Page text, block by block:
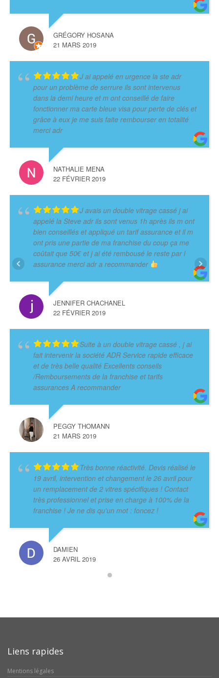
GRÉGORY HOSANA
21 MARS 2019
J ai appelé en urgence la ste adr
pour un problème de serrure ils sont intervenus
dans la demi heure et m ont conseillé de faire
fonctionner ma carte bleue visa pour perte de clés et
grâce à eux je me suis faite rembourser en totalité
merci adr
NATHALIE MENA
22 FÉVRIER 2019
J avais un double vitrage cassé j ai
appelé la Steve adr ils sont venus 1h après ils m ont
bien conseillés et appliqué un tarif assurance et il m
ont pris une partie de ma franchise du coup ça me
coûtait que 50€ et j ai été rembousé le reste par l
assurance merci adr a recommander
JENNIFER CHACHANEL
22 FÉVRIER 2019
Suite à un double vitrage cassé , j ai
fait intervenir la société ADR Service rapide efficace
et de très belle qualité Excellents conseils
/Remboursements de la franchise et tarifs
assurances A recommander
PEGGY THOMANN
21 MARS 2019
Très bonne réactivité. Devis réalisé le
19 avril, intervention et changement le 26 avril pour
un remplacement de 2 vitres spécifiques ! Contact
très professionnel et prise en charge à 100% de la
franchise ! Je ne dis qu'un mot : foncez !
DAMIEN
26 AVRIL 2019
Liens rapides
Mentions légales